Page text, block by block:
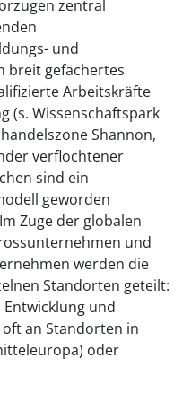
zentral
und
breit gefächertes
Arbeitskräfte
(s. Wissenschaftspark
Shannon,
verflochtener
sind ein
geworden
Zuge der globalen
und
werden die
Standorten geteilt:
und
an Standorten in
oder